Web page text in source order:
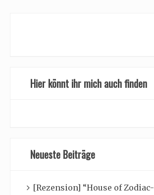
Hier könnt ihr mich auch finden
Neueste Beiträge
[Rezension] “House of Zodiac-